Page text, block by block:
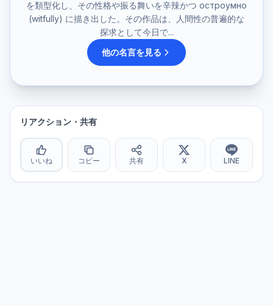
を類型化し、その性格や振る舞いを辛辣かつ остроумно
(witfully) に描き出した。その作品は、人間性の普遍的な
探求として今日で...
他の名言を見る
リアクション・共有
いいね コピー 共有 X LINE